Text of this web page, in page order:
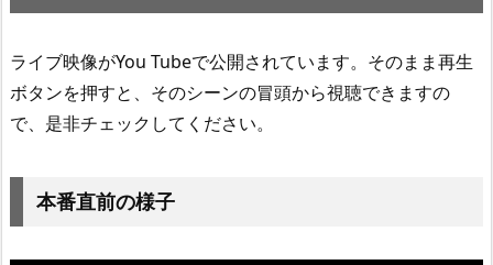
ライブ映像がYou Tubeで公開されています。そのまま再生
ボタンを押すと、そのシーンの冒頭から視聴できますの
で、是非チェックしてください。
本番直前の様子